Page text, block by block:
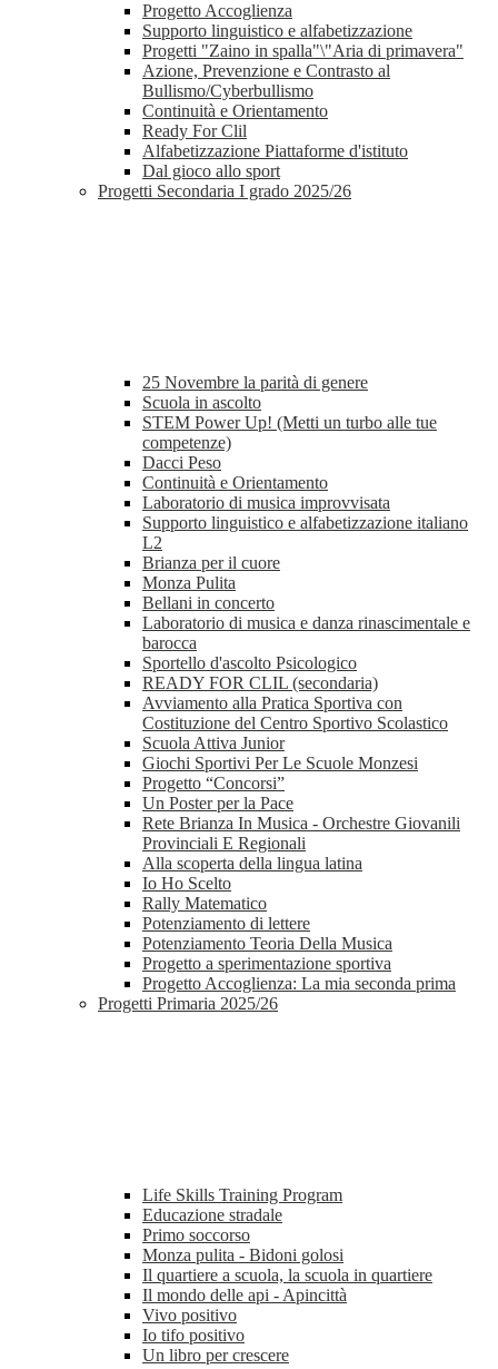
Progetto Accoglienza
Supporto linguistico e alfabetizzazione
Progetti "Zaino in spalla"\"Aria di primavera"
Azione, Prevenzione e Contrasto al
Bullismo/Cyberbullismo
Continuità e Orientamento
Ready For Clil
Alfabetizzazione Piattaforme d'istituto
Dal gioco allo sport
Progetti Secondaria I grado 2025/26
25 Novembre la parità di genere
Scuola in ascolto
STEM Power Up! (Metti un turbo alle tue
competenze)
Dacci Peso
Continuità e Orientamento
Laboratorio di musica improvvisata
Supporto linguistico e alfabetizzazione italiano
L2
Brianza per il cuore
Monza Pulita
Bellani in concerto
Laboratorio di musica e danza rinascimentale e
barocca
Sportello d'ascolto Psicologico
READY FOR CLIL (secondaria)
Avviamento alla Pratica Sportiva con
Costituzione del Centro Sportivo Scolastico
Scuola Attiva Junior
Giochi Sportivi Per Le Scuole Monzesi
Progetto “Concorsi”
Un Poster per la Pace
Rete Brianza In Musica - Orchestre Giovanili
Provinciali E Regionali
Alla scoperta della lingua latina
Io Ho Scelto
Rally Matematico
Potenziamento di lettere
Potenziamento Teoria Della Musica
Progetto a sperimentazione sportiva
Progetto Accoglienza: La mia seconda prima
Progetti Primaria 2025/26
Life Skills Training Program
Educazione stradale
Primo soccorso
Monza pulita - Bidoni golosi
Il quartiere a scuola, la scuola in quartiere
Il mondo delle api - Apincittà
Vivo positivo
Io tifo positivo
Un libro per crescere